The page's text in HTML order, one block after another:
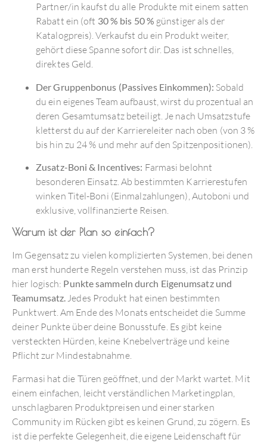
Partner/in kaufst du alle Produkte mit einem satten
Rabatt ein (oft 30 % bis 50 % günstiger als der
Katalogpreis). Verkaufst du ein Produkt weiter,
gehört diese Spanne sofort dir. Das ist schnelles,
direktes Geld.
Der Gruppenbonus (Passives Einkommen): Sobald
du ein eigenes Team aufbaust, wirst du prozentual an
deren Gesamtumsatz beteiligt. Je nach Umsatzstufe
kletterst du auf der Karriereleiter nach oben (von 3 %
bis hin zu 24 % und mehr auf den Spitzenpositionen).
Zusatz-Boni & Incentives: Farmasi belohnt
besonderen Einsatz. Ab bestimmten Karrierestufen
winken Titel-Boni (Einmalzahlungen), Autoboni und
exklusive, vollfinanzierte Reisen.
Warum ist der Plan so einfach?
Im Gegensatz zu vielen komplizierten Systemen, bei denen
man erst hunderte Regeln verstehen muss, ist das Prinzip
hier logisch: Punkte sammeln durch Eigenumsatz und
Teamumsatz.Jedes Produkt hat einen bestimmten
Punktwert. Am Ende des Monats entscheidet die Summe
deiner Punkte über deine Bonusstufe. Es gibt keine
versteckten Hürden, keine Knebelverträge und keine
Pflicht zur Mindestabnahme.
Farmasi hat die Türen geöffnet, und der Markt wartet. Mit
einem einfachen, leicht verständlichen Marketingplan,
unschlagbaren Produktpreisen und einer starken
Community im Rücken gibt es keinen Grund, zu zögern. Es
ist die perfekte Gelegenheit, die eigene Leidenschaft für